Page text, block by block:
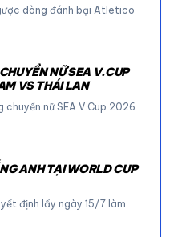
dòng đánh bại Atletico
NỮ SEA V.CUP
VS THÁI LAN
nữ SEA V.Cup 2026
ANH TẠI WORLD CUP
định lấy ngày 15/7 làm